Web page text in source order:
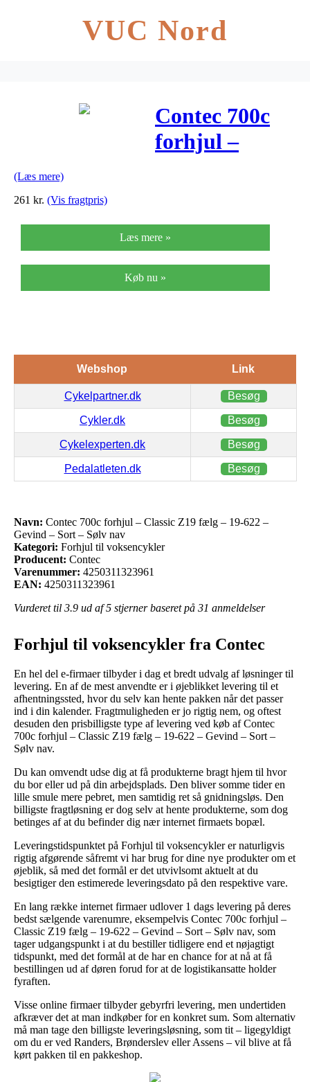
VUC Nord
Contec 700c
forhjul –
– Gevind –
Sort – Sølv
nav
(Læs mere)
261 kr. (Vis fragtpris)
Læs mere »
Køb nu »
Webshop Link
Cykelpartner.dk Besøg
Cykler.dk Besøg
Cykelexperten.dk Besøg
Pedalatleten.dk Besøg
Navn: Contec 700c forhjul – Classic Z19 fælg – 19-622 –
Gevind – Sort – Sølv nav
Kategori: Forhjul til voksencykler
Producent: Contec
Varenummer: 4250311323961
EAN: 4250311323961
Vurderet til 3.9 ud af 5 stjerner baseret på 31 anmeldelser
Forhjul til voksencykler fra Contec
En hel del e-firmaer tilbyder i dag et bredt udvalg af løsninger til
levering. En af de mest anvendte er i øjeblikket levering til et
afhentningssted, hvor du selv kan hente pakken når det passer
ind i din kalender. Fragtmuligheden er jo rigtig nem, og oftest
desuden den prisbilligste type af levering ved køb af Contec
700c forhjul – Classic Z19 fælg – 19-622 – Gevind – Sort –
Sølv nav.
Du kan omvendt udse dig at få produkterne bragt hjem til hvor
du bor eller ud på din arbejdsplads. Den bliver somme tider en
lille smule mere pebret, men samtidig ret så gnidningsløs. Den
billigste fragtløsning er dog selv at hente produkterne, som dog
betinges af at du befinder dig nær internet firmaets bopæl.
Leveringstidspunktet på Forhjul til voksencykler er naturligvis
rigtig afgørende såfremt vi har brug for dine nye produkter om et
øjeblik, så med det formål er det utvivlsomt aktuelt at du
besigtiger den estimerede leveringsdato på den respektive vare.
En lang række internet firmaer udlover 1 dags levering på deres
bedst sælgende varenumre, eksempelvis Contec 700c forhjul –
Classic Z19 fælg – 19-622 – Gevind – Sort – Sølv nav, som
tager udgangspunkt i at du bestiller tidligere end et nøjagtigt
tidspunkt, med det formål at de har en chance for at nå at få
bestillingen ud af døren forud for at de logistikansatte holder
fyraften.
Visse online firmaer tilbyder gebyrfri levering, men undertiden
afkræver det at man indkøber for en konkret sum. Som alternativ
må man tage den billigste leveringsløsning, som tit – ligegyldigt
om du er ved Randers, Brønderslev eller Assens – vil blive at få
kørt pakken til en pakkeshop.